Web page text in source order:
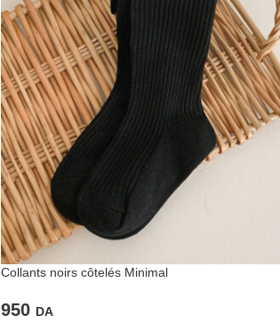
Collants noirs côtelés Minimal
950 DA